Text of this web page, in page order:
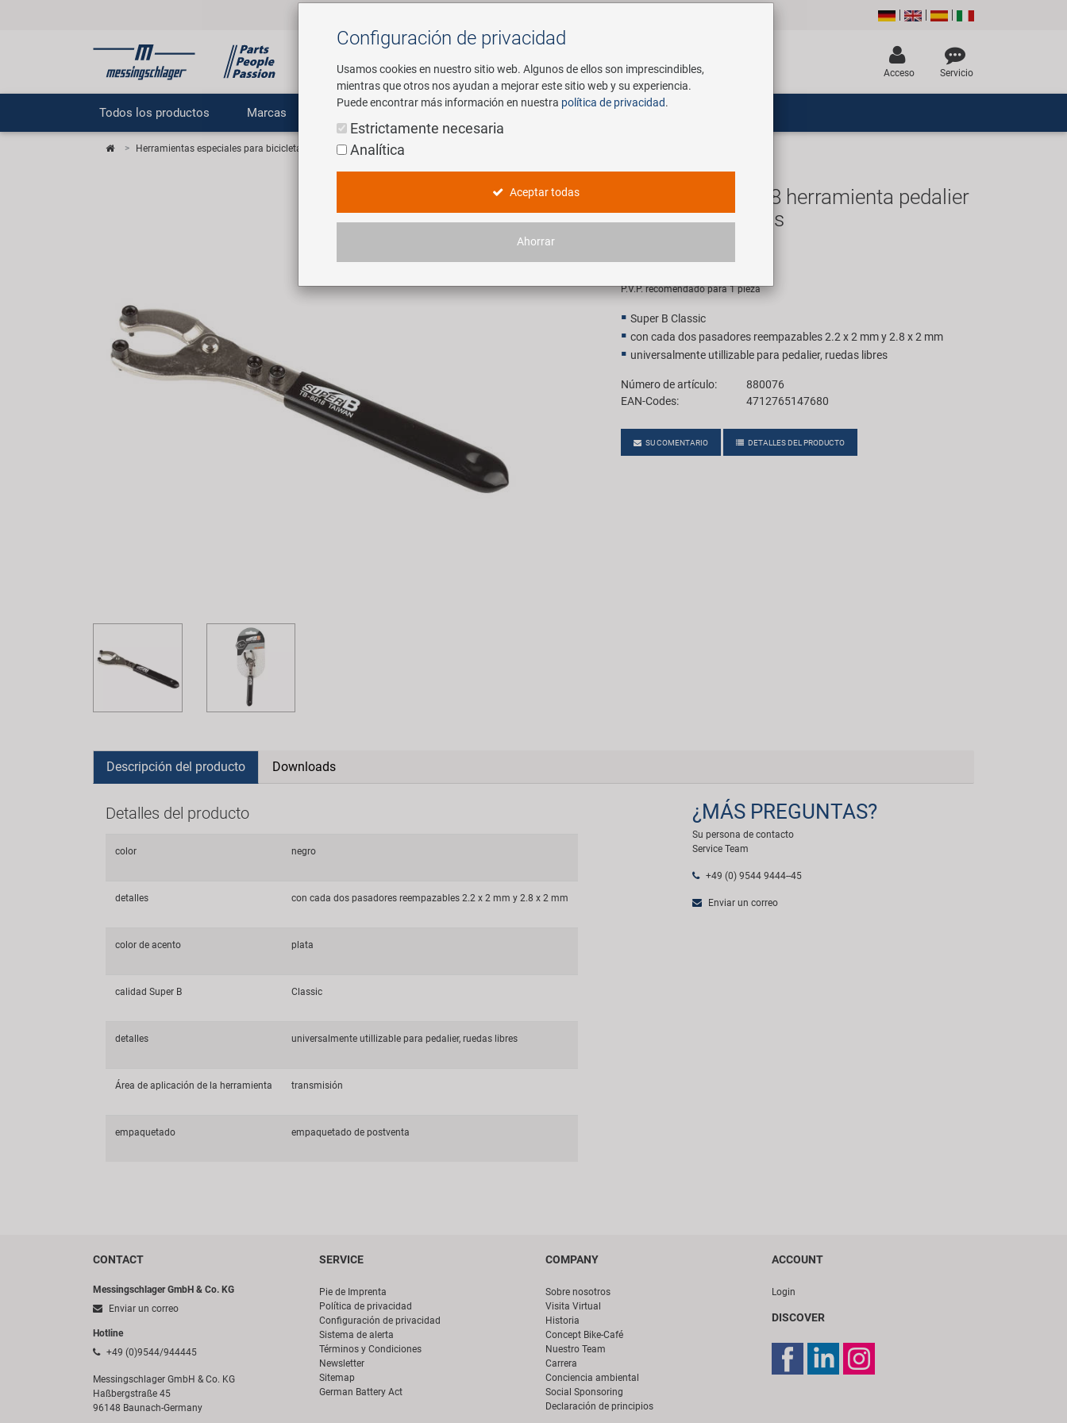
Buscar
Acceso Servicio
Todos los productos Marcas Servicio
Herramientas especiales para bicicletas SUPER B TB-8018 herramienta pedalier y piñones traseros
SUPER B TB-8018 herramienta pedalier
y piñones traseros
9,90 EUR
P.V.P. recomendado para 1 pieza
Super B Classic
con cada dos pasadores reempazables 2.2 x 2 mm y 2.8 x 2 mm
universalmente utillizable para pedalier, ruedas libres
Número de artículo:
880076
EAN-Codes:
4712765147680
SU COMENTARIO DETALLES DEL PRODUCTO
Descripción del producto Downloads
Detalles del producto
color negro
detalles con cada dos pasadores reempazables 2.2 x 2 mm y 2.8 x 2 mm
color de acento plata
calidad Super B Classic
detalles universalmente utillizable para pedalier, ruedas libres
Área de aplicación de la herramienta transmisión
empaquetado empaquetado de postventa
¿MÁS PREGUNTAS?
Su persona de contacto
Service Team
+49 (0) 9544 9444--45
Enviar un correo
CONTACT
Messingschlager GmbH & Co. KG
Enviar un correo
Hotline
+49 (0)9544/944445
Messingschlager GmbH & Co. KG
Haßbergstraße 45
96148 Baunach-Germany
SERVICE
Pie de Imprenta
Política de privacidad
Configuración de privacidad
Sistema de alerta
Términos y Condiciones
Newsletter
Sitemap
German Battery Act
COMPANY
Sobre nosotros
Visita Virtual
Historia
Concept Bike-Café
Nuestro Team
Carrera
Conciencia ambiental
Social Sponsoring
Declaración de principios
ACCOUNT
Login
DISCOVER
Configuración de privacidad
Usamos cookies en nuestro sitio web. Algunos de ellos son imprescindibles,
mientras que otros nos ayudan a mejorar este sitio web y su experiencia.
Puede encontrar más información en nuestra política de privacidad.
Estrictamente necesaria
Analítica
Aceptar todas
Ahorrar